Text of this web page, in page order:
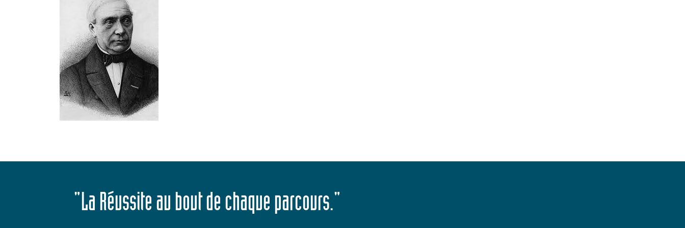
"La Réussite au bout de chaque parcours."